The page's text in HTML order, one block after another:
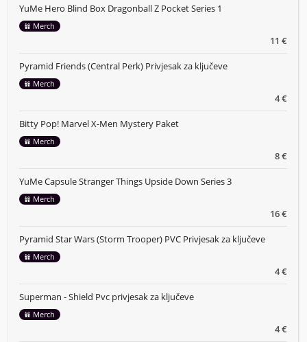
11 €
YuMe Hero Blind Box Dragonball Z Pocket Series 1
Merch
4 €
Pyramid Friends (Central Perk) Privjesak za ključeve
Merch
8 €
Bitty Pop! Marvel X-Men Mystery Paket
Merch
16 €
YuMe Capsule Stranger Things Upside Down Series 3
Merch
4 €
Pyramid Star Wars (Storm Trooper) PVC Privjesak za ključeve
Merch
4 €
Superman - Shield Pvc privjesak za ključeve
Merch